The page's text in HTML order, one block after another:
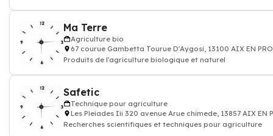
Ma Terre
Agriculture bio
67 courue Gambetta Tourue D'Aygosi, 13100 AIX EN
Produits de l'agriculture biologique et naturel
Safetic
Technique pour agriculture
Les Pleiades Iii 320 avenue Arue chimede, 13857 AIX EN
Recherches scientifiques et techniques pour agriculture